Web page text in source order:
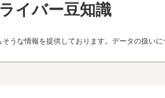
イバー豆知識
うな情報を提供しております。データの扱い